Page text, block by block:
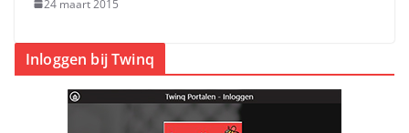
24 maart 2015
Inloggen bij Twinq